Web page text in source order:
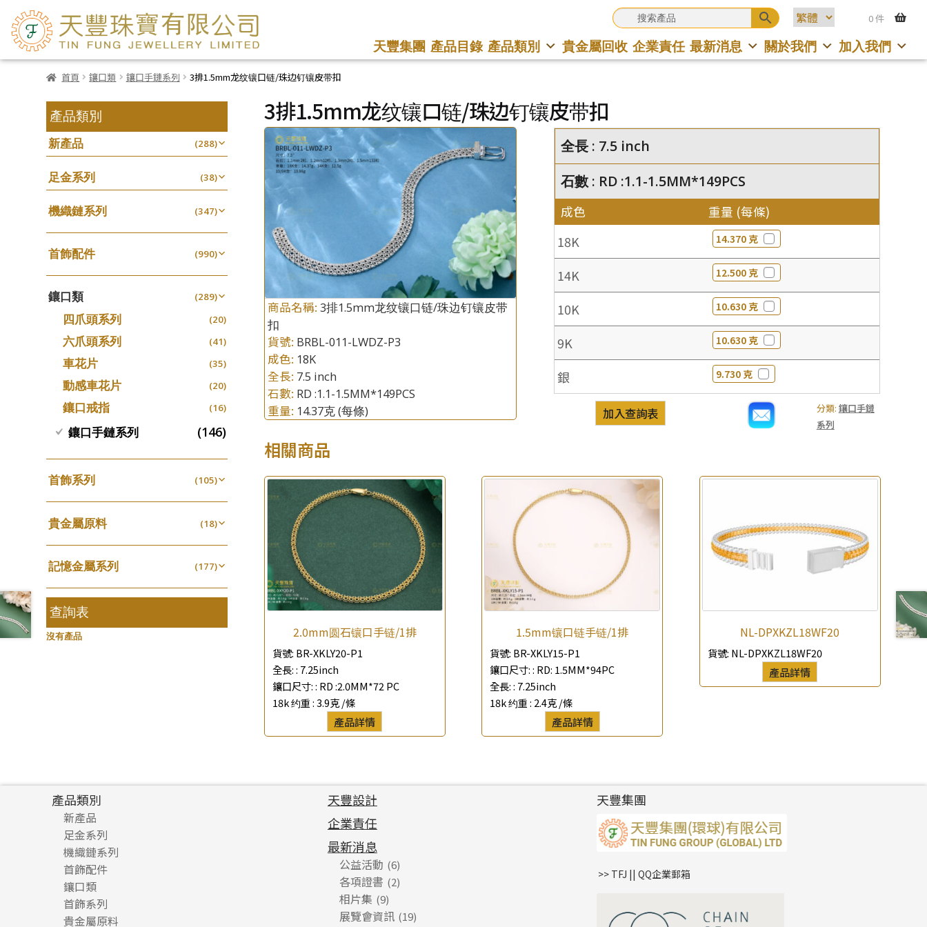
0 件
天豐集團 產品目錄 產品類別 貴金屬回收 企業責任 最新消息 關於我們 加入我們
首頁 鑲口類 鑲口手鏈系列 3排1.5mm龙纹镶口链/珠边钉镶皮带扣
3排1.5mm龙纹镶口链/珠边钉镶皮带扣
×
* 你的名字
聯絡電話
查詢以下產品
商品名稱: 3排1.5mm龙纹镶口链/珠边钉镶皮带
扣
貨號: BRBL-011-LWDZ-P3
成色: 18K
全長: 7.5 inch
石數: RD :1.1-1.5MM*149PCS
重量: 14.37克(每條)
全長 : 7.5 inch
石數 : RD :1.1-1.5MM*149PCS
成色 重量 (每條)
18K 14.370 克
14K 12.500 克
10K 10.630 克
9K 10.630 克
銀 9.730 克
分類: 鑲口手鏈
系列
加入查詢表
相關商品
2.0mm圆石镶口手链/1排
貨號: BR-XKLY20-P1
全長: : 7.25inch
鑲口尺寸: : RD :2.0MM*72 PC
18k 约重 :3.9克 /條
產品詳情
1.5mm镶口链手链/1排
貨號: BR-XKLY15-P1
鑲口尺寸: : RD: 1.5MM*94PC
全長: : 7.25inch
18k 约重 : 2.4克 /條
產品詳情
NL-DPXKZL18WF20
貨號: NL-DPXKZL18WF20
產品詳情
產品類別
新產品 (288)
足金系列 (38)
機織鏈系列 (347)
珠仔鏈 (25)
镶口链 (61)
管狀網鏈 (11)
十字鏈系列 (56)
十字車花鏈系列 (48)
十字閃O鏈系列 (27)
十字錘打鏈系列 (17)
側身車花鏈系列 (8)
側身鏈系列 (9)
肖邦鏈系列 (14)
水波鏈系列 (4)
蛇骨鏈系列 (6)
鏈尾系列 (6)
盒子鏈系列 (6)
嘴唇鏈系列 (3)
竹節鏈系列 (5)
S車花鏈系列
珍珠鏈系列 (3)
首飾配件 (990)
耳環類配件 (341)
卷迫系列 (13)
螺絲迫系列 (15)
梅花迫系列 (19)
平臺迫系列 (74)
綫拍系列 (42)
美拍系列 (16)
耳針系列 (6)
耳綫/耳鈎系列 (25)
耳環 (71)
鏈類配件
動感車花吊墜
調節珠系列
生圈扣系列
龍蝦扣系列
鴨俐制系列
字印牌系列 (21)
字母吊墜 (20)
相盒吊墜 (11)
項鏈吊墜
生肖吊墜 (27)
管扣系列
星座吊墜 (12)
水泡扣 (17)
珠扣
其他類配件 (161)
珠盤系列 (16)
袖口鈕系列 (7)
焊片及鐳射綫 (2)
空心車花管 (19)
珠類配件 (39)
無孔光身珠 (7)
空心光身珠 (5)
無孔批花珠 (5)
空心批花珠 (22)
鑲口類 (289)
四爪頭系列 (20)
六爪頭系列 (41)
車花片 (35)
動感車花片 (20)
鑲口戒指 (16)
鑲口手鏈系列 (146)
首飾系列 (105)
手镯系列 (8)
戒指系列 (8)
空心耳環 (27)
空心车花管首饰链 (15)
空心手鐲系列 (8)
牛仔鏈
貴金屬原料 (18)
千足金 (18)
記憶金屬系列 (177)
記憶戒指 (30)
拉簧珠珠手鏈
記憶鈦手鐲
查詢表
沒有產品
*你的名字
產品類別
新產品
足金系列
足金配件
機織鏈系列
珠仔鏈
镶口链
管狀網鏈
十字車花鏈系列
首飾配件
耳環類配件
卷迫系列
螺絲迫系列
鏈類配件
動感車花吊墜
其他類配件
鑲口類
四爪頭系列
六爪頭系列
首飾系列
手镯系列
貴金屬原料
天豐設計
企業責任
最新消息
公益活動 (6)
各項證書 (2)
相片集 (9)
展覽會資訊 (19)
天豐集團
>> TFJ || QQ企業郵箱